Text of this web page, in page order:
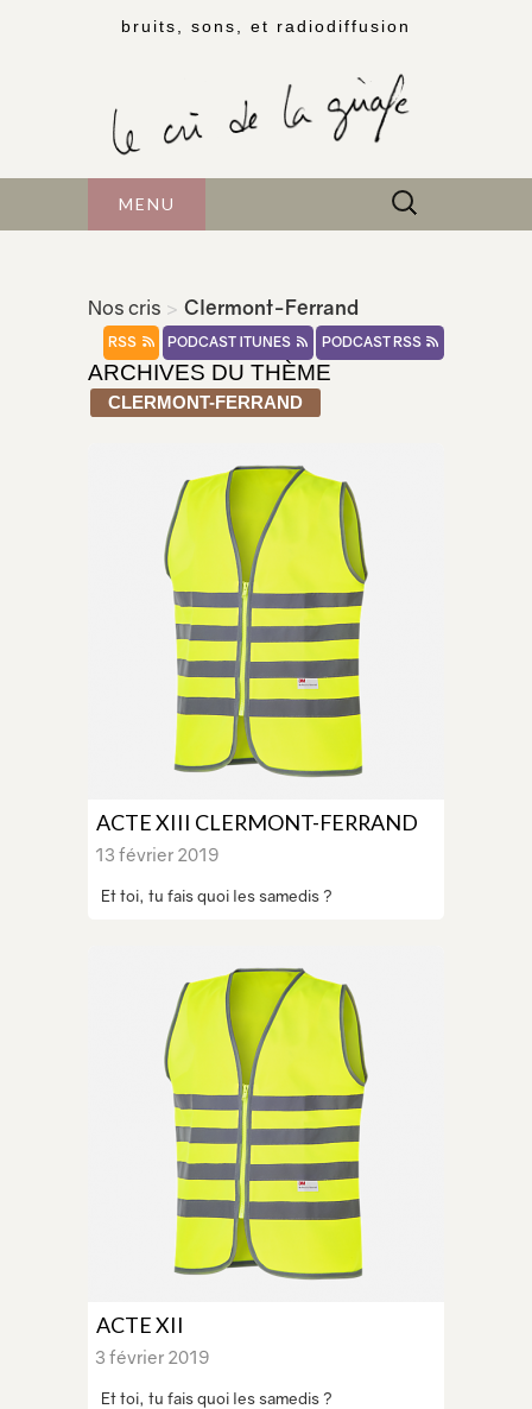
bruits, sons, et radiodiffusion
MENU Rechercher :
Nos cris > Clermont-Ferrand
PODCAST RSS
PODCAST ITUNES
RSS
ARCHIVES DU THÈME
CLERMONT-FERRAND
ACTE XIII CLERMONT-FERRAND
13 février 2019
Et toi, tu fais quoi les samedis ?
ACTE XII
3 février 2019
Et toi, tu fais quoi les samedis ?